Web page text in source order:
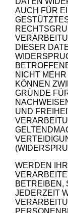
AUCH FÜR
DIESER
NICHT
KÖNNEN
GRÜNDE
UND
WERDEN
BETREIBEN,
JEDERZEIT